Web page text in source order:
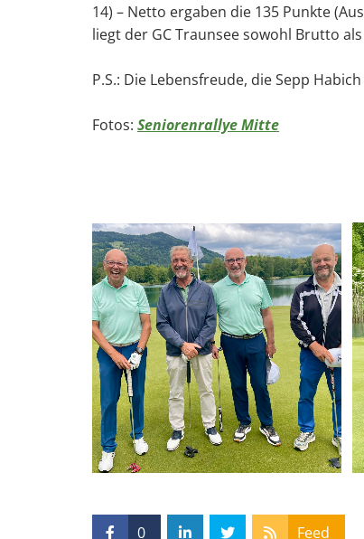
14) – Netto ergaben die 135 Punkte
liegt der GC Traunsee sowohl Brutto
P.S.: Die Lebensfreude, die Sepp
Fotos: Seniorenrallye Mitte
0 Feed